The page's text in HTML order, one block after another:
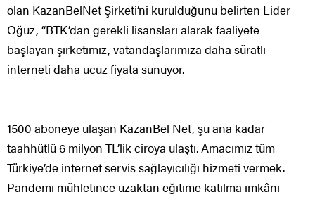
olan KazanBelNet Şirketi’ni kurulduğunu belirten Lider
Oğuz, “BTK’dan gerekli lisansları alarak faaliyete
başlayan şirketimiz, vatandaşlarımıza daha süratli
interneti daha ucuz fiyata sunuyor.
1500 aboneye ulaşan KazanBel Net, şu ana kadar
taahhütlü 6 milyon TL’lik ciroya ulaştı. Amacımız tüm
Türkiye’de internet servis sağlayıcılığı hizmeti vermek.
Pandemi mühletince uzaktan eğitime katılma imkânı